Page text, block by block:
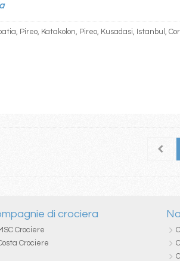
Pireo, Katakolon, Pireo, Kusadasi, Istanbul,
200
di crociera
Crociere
Crociere